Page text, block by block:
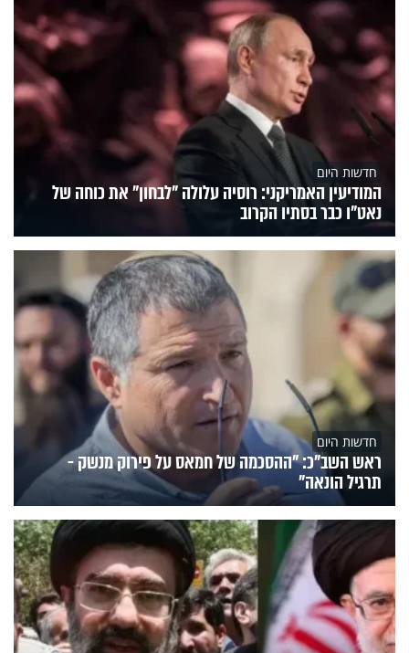
חדשות היום
המודיעין האמריקני: רוסיה עלולה "לבחון" את כוחה של
נאט"ו כבר בסתיו הקרוב
חדשות היום
ראש השב"כ: "ההסכמה של חמאס על פירוק מנשק -
תרגיל הונאה"